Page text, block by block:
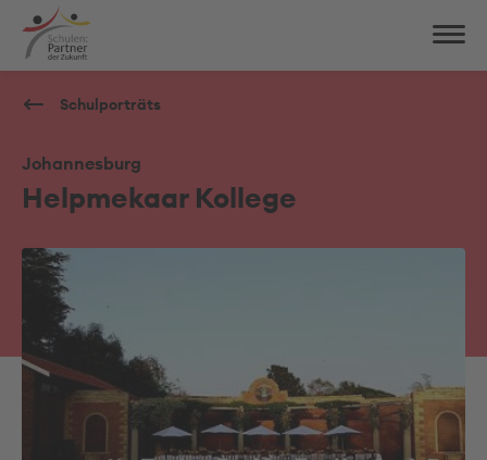
Schulporträts
Johannesburg
Helpmekaar Kollege